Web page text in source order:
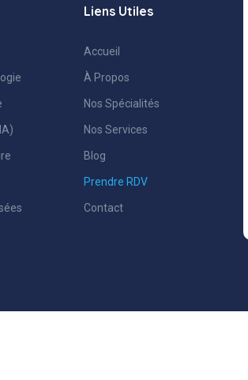
Liens Utiles
Accueil
À Propos
Nos Spécialités
Nos Services
Blog
Prendre RDV
Contact